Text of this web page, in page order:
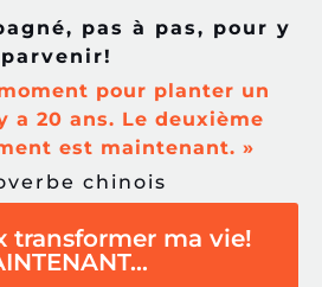
pas à pas, pour y
parvenir!
pour planter un
a 20 ans. Le deuxième
est maintenant. »
chinois
transformer ma vie!